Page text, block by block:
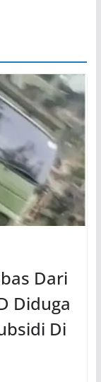
Dari
Diduga
Di